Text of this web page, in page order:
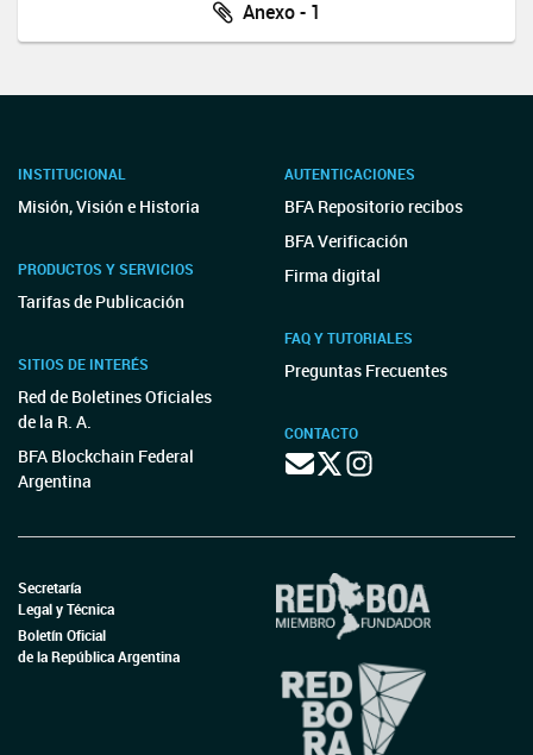
Anexo - 1
INSTITUCIONAL
Misión, Visión e Historia
PRODUCTOS Y SERVICIOS
Tarifas de Publicación
SITIOS DE INTERÉS
Red de Boletines Oficiales
de la R. A.
BFA Blockchain Federal
Argentina
AUTENTICACIONES
BFA Repositorio recibos
BFA Verificación
Firma digital
FAQ Y TUTORIALES
Preguntas Frecuentes
CONTACTO
Secretaría
Legal y Técnica
Boletín Oficial
de la República Argentina